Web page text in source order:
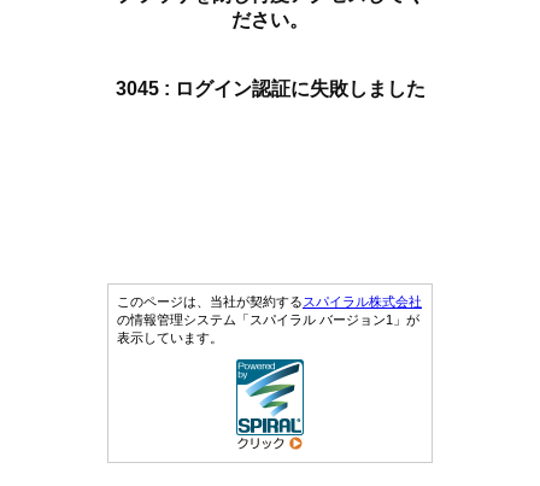
ださい。
3045 : ログイン認証に失敗しました
このページは、当社が契約するスパイラル株式会社
の情報管理システム「スパイラル バージョン1」が
表示しています。